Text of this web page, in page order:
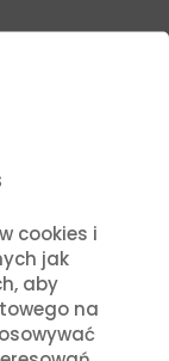
cookies i
jak
aby
na